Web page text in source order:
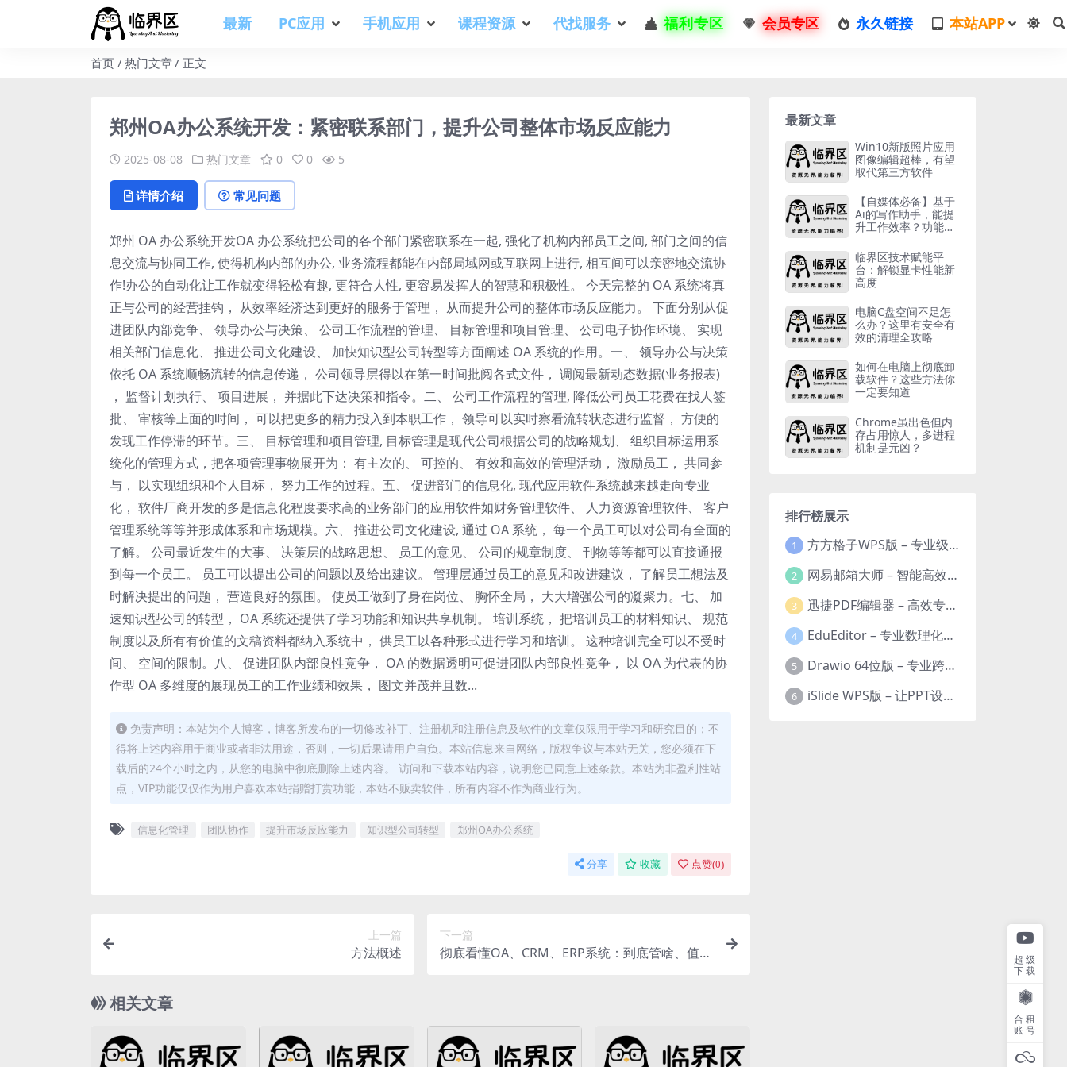
最新 PC应用 手机应用 课程资源 代找服务 福利专区 会员专区 永久链接 本站APP
首页 热门文章 正文
郑州OA办公系统开发：紧密联系部门，提升公司整体市场反应能力
2025-08-08 热门文章 0 0 5
详情介绍 常见问题
郑州 OA 办公系统开发OA 办公系统把公司的各个部门紧密联系在一起, 强化了机构内部员工之间, 部门之间的信
息交流与协同工作, 使得机构内部的办公, 业务流程都能在内部局域网或互联网上进行, 相互间可以亲密地交流协
作!办公的自动化让工作就变得轻松有趣, 更符合人性, 更容易发挥人的智慧和积极性。 今天完整的 OA 系统将真
正与公司的经营挂钩， 从效率经济达到更好的服务于管理， 从而提升公司的整体市场反应能力。 下面分别从促
进团队内部竞争、 领导办公与决策、 公司工作流程的管理、 目标管理和项目管理、 公司电子协作环境、 实现
相关部门信息化、 推进公司文化建设、 加快知识型公司转型等方面阐述 OA 系统的作用。一、 领导办公与决策
依托 OA 系统顺畅流转的信息传递， 公司领导层得以在第一时间批阅各式文件， 调阅最新动态数据(业务报表)
， 监督计划执行、 项目进展， 并据此下达决策和指令。二、 公司工作流程的管理, 降低公司员工花费在找人签
批、 审核等上面的时间， 可以把更多的精力投入到本职工作， 领导可以实时察看流转状态进行监督， 方便的
发现工作停滞的环节。三、 目标管理和项目管理, 目标管理是现代公司根据公司的战略规划、 组织目标运用系
统化的管理方式，把各项管理事物展开为： 有主次的、 可控的、 有效和高效的管理活动， 激励员工， 共同参
与， 以实现组织和个人目标， 努力工作的过程。五、 促进部门的信息化, 现代应用软件系统越来越走向专业
化， 软件厂商开发的多是信息化程度要求高的业务部门的应用软件如财务管理软件、 人力资源管理软件、 客户
管理系统等等并形成体系和市场规模。六、 推进公司文化建设, 通过 OA 系统， 每一个员工可以对公司有全面的
了解。 公司最近发生的大事、 决策层的战略思想、 员工的意见、 公司的规章制度、 刊物等等都可以直接通报
到每一个员工。 员工可以提出公司的问题以及给出建议。 管理层通过员工的意见和改进建议， 了解员工想法及
时解决提出的问题， 营造良好的氛围。 使员工做到了身在岗位、 胸怀全局， 大大增强公司的凝聚力。七、 加
速知识型公司的转型， OA 系统还提供了学习功能和知识共享机制。 培训系统， 把培训员工的材料知识、 规范
制度以及所有有价值的文稿资料都纳入系统中， 供员工以各种形式进行学习和培训。 这种培训完全可以不受时
间、 空间的限制。八、 促进团队内部良性竞争， OA 的数据透明可促进团队内部良性竞争， 以 OA 为代表的协
作型 OA 多维度的展现员工的工作业绩和效果， 图文并茂并且数...
免责声明：本站为个人博客，博客所发布的一切修改补丁、注册机和注册信息及软件的文章仅限用于学习和研究目的；不
得将上述内容用于商业或者非法用途，否则，一切后果请用户自负。本站信息来自网络，版权争议与本站无关，您必须在下
载后的24个小时之内，从您的电脑中彻底删除上述内容。 访问和下载本站内容，说明您已同意上述条款。本站为非盈利性站
点，VIP功能仅仅作为用户喜欢本站捐赠打赏功能，本站不贩卖软件，所有内容不作为商业行为。
信息化管理 团队协作 提升市场反应能力 知识型公司转型 郑州OA办公系统
分享 收藏 点赞(0)
上一篇
方法概述
下一篇
彻底看懂OA、CRM、ERP系统：到底管啥、值不
相关文章
最新文章
Win10新版照片应用
图像编辑超棒，有望
取代第三方软件
【自媒体必备】基于
Ai的写作助手，能提
升工作效率？功能揭
临界区技术赋能平
台：解锁显卡性能新
高度
电脑C盘空间不足怎
么办？这里有安全有
效的清理全攻略
如何在电脑上彻底卸
载软件？这些方法你
一定要知道
Chrome虽出色但内
存占用惊人，多进程
机制是元凶？
排行榜展示
1 方方格子WPS版 – 专业级Excel/WPS表格效率增强插件
2 网易邮箱大师 – 智能高效的全平台邮箱管理专家
3 迅捷PDF编辑器 – 高效专业的PDF编辑与格式处理工具
4 EduEditor – 专业数理化公式与科学文档编辑器
5 Drawio 64位版 – 专业跨平台图表设计与协作工具
6 iSlide WPS版 – 让PPT设计效率提升10倍的专业插件
超级
下载
合租
账号